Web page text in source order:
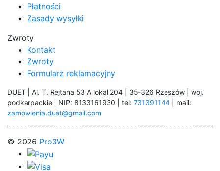
Płatności
Zasady wysyłki
Zwroty
Kontakt
Zwroty
Formularz reklamacyjny
DUET | Al. T. Rejtana 53 A lokal 204 | 35-326 Rzeszów | woj.
podkarpackie | NIP: 8133161930 | tel: 731391144 | mail:
zamowienia.duet@gmail.com
© 2026 Pro3W